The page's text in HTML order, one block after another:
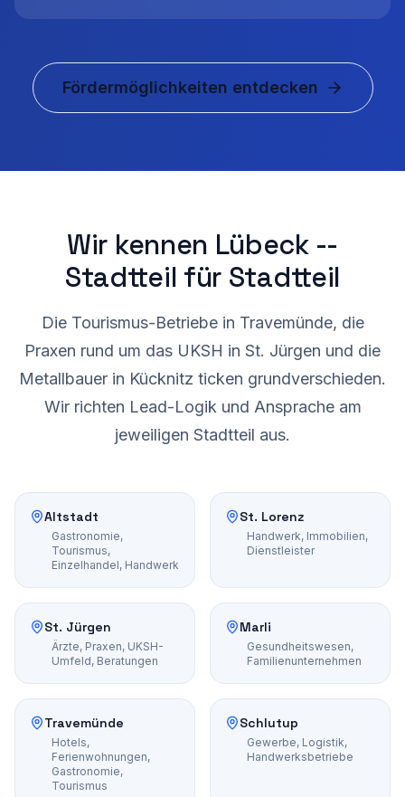
Fördermöglichkeiten entdecken
Wir kennen Lübeck --
Stadtteil für Stadtteil
Die Tourismus-Betriebe in Travemünde, die
Praxen rund um das UKSH in St. Jürgen und die
Metallbauer in Kücknitz ticken grundverschieden.
Wir richten Lead-Logik und Ansprache am
jeweiligen Stadtteil aus.
Altstadt
Gastronomie,
Tourismus,
Einzelhandel, Handwerk
St. Lorenz
Handwerk, Immobilien,
Dienstleister
St. Jürgen
Ärzte, Praxen, UKSH-
Umfeld, Beratungen
Marli
Gesundheitswesen,
Familienunternehmen
Travemünde
Hotels,
Ferienwohnungen,
Gastronomie,
Tourismus
Schlutup
Gewerbe, Logistik,
Handwerksbetriebe